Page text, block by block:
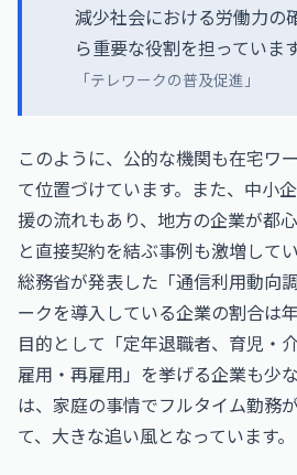
減少社会における労働力の
ら重要な役割を担っていま
「テレワークの普及促進」
このように、公的な機関も在宅ワ
て位置づけています。また、中小
援の流れもあり、地方の企業が都
と直接契約を結ぶ事例も激増してい
総務省が発表した「通信利用動向
ークを導入している企業の割合は
目的として「定年退職者、育児・
雇用・再雇用」を挙げる企業も少
は、家庭の事情でフルタイム勤務
て、大きな追い風となっています。